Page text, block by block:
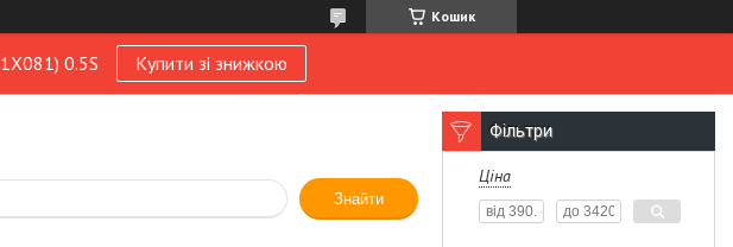
Кошик
0.5S Купити зі знижкою
Знайти
Фільтри
Ціна